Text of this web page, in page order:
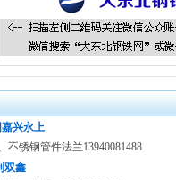
兴永上
锈钢管件法兰13940081488
双鑫